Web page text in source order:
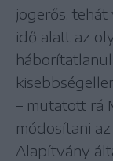
jogerős,
idő alatt az
– mutatott rá
módosítani
Alapítvány